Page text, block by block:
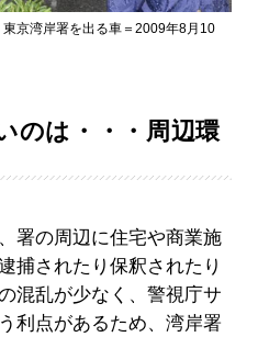
京湾岸署を出る車＝2009年8月10
のは・・・周辺環
署の周辺に住宅や商業施
捕されたり保釈されたり
混乱が少なく、警視庁サ
利点があるため、湾岸署